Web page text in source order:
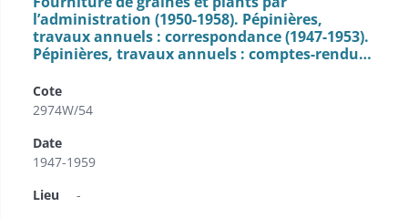
l’administration (1950-1958). Pépinières,
travaux annuels : correspondance (1947-1953).
Pépinières, travaux annuels : comptes-rendu…
Cote
2974W/54
Date
1947-1959
Lieu
-